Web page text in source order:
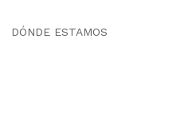
DÓNDE ESTAMOS